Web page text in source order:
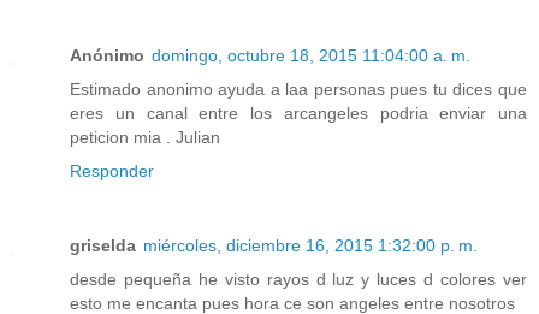
Anónimo domingo, octubre 18, 2015 11:04:00 a. m.
Estimado anonimo ayuda a laa personas pues tu dices que
eres un canal entre los arcangeles podria enviar una
peticion mia . Julian
Responder
griselda miércoles, diciembre 16, 2015 1:32:00 p. m.
desde pequeña he visto rayos d luz y luces d colores ver
esto me encanta pues hora ce son angeles entre nosotros